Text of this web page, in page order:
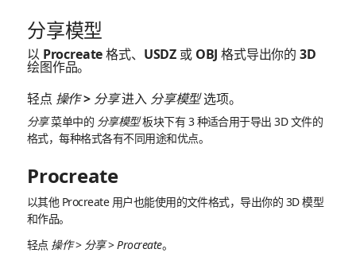
分享模型
以 Procreate 格式、USDZ 或 OBJ 格式导出你的 3D
绘图作品。
轻点 操作> 分享进入 分享模型选项。
分享菜单中的 分享模型板块下有 3 种适合用于导出 3D 文件的
格式，每种格式各有不同用途和优点。
Procreate
以其他 Procreate 用户也能使用的文件格式，导出你的 3D 模型
和作品。
轻点 操作> 分享>Procreate。